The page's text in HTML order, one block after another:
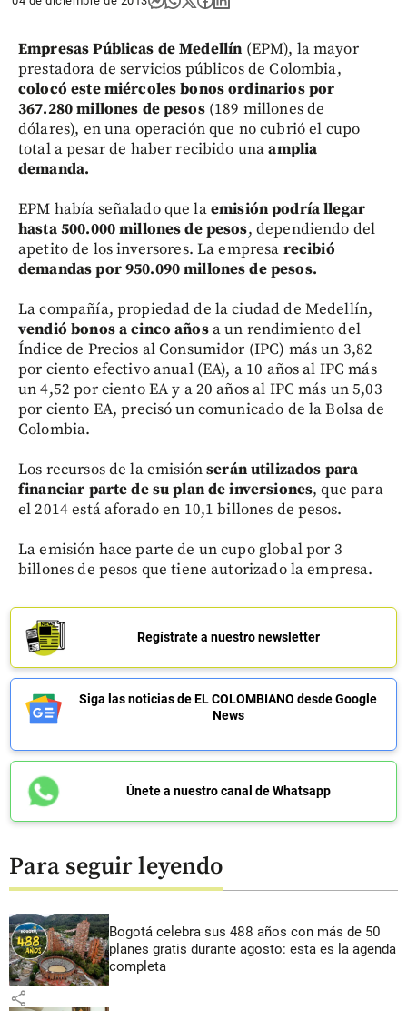
Empresas Públicas de Medellín (EPM), la mayor
prestadora de servicios públicos de Colombia,
colocó este miércoles bonos ordinarios por
367.280 millones de pesos(189 millones de
dólares), en una operación que no cubrió el cupo
total a pesar de haber recibido unaamplia
demanda.
EPM había señalado que laemisión podría llegar
hasta 500.000 millones de pesos, dependiendo del
apetito de los inversores. La empresa recibió
demandas por 950.090 millones de pesos.
La compañía, propiedad de la ciudad de Medellín,
vendió bonos a cinco añosa un rendimiento del
Índice de Precios al Consumidor (IPC) más un 3,82
por ciento efectivo anual (EA), a 10 años al IPC más
un 4,52 por ciento EA y a 20 años al IPC más un 5,03
por ciento EA, precisó un comunicado de la Bolsa de
Colombia.
Los recursos de la emisiónserán utilizados para
financiar parte de su plan de inversiones, que para
el 2014 está aforado en 10,1 billones de pesos.
La emisión hace parte de un cupo global por 3
billones de pesos que tiene autorizado la empresa.
Regístrate a nuestro newsletter
Siga las noticias de EL COLOMBIANO desde Google
News
Únete a nuestro canal de Whatsapp
Para seguir leyendo
Bogotá celebra sus 488 años con más de 50
planes gratis durante agosto: esta es la agenda
completa
share